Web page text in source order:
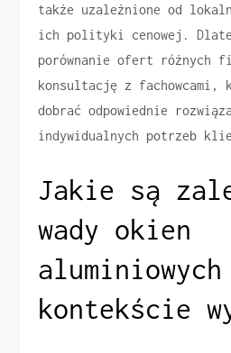
także uzależnione od
ich polityki cenowej.
porównanie ofert różnych
konsultację z fachowcami,
dobrać odpowiednie
indywidualnych potrzeb
Jakie są
wady okien
aluminiowych
kontekście